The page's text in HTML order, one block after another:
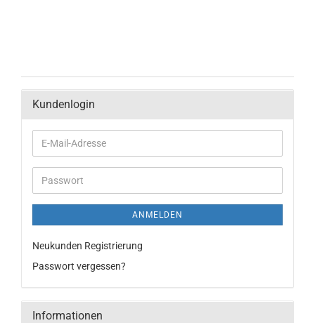
Kundenlogin
ANMELDEN
Neukunden Registrierung
Passwort vergessen?
Informationen